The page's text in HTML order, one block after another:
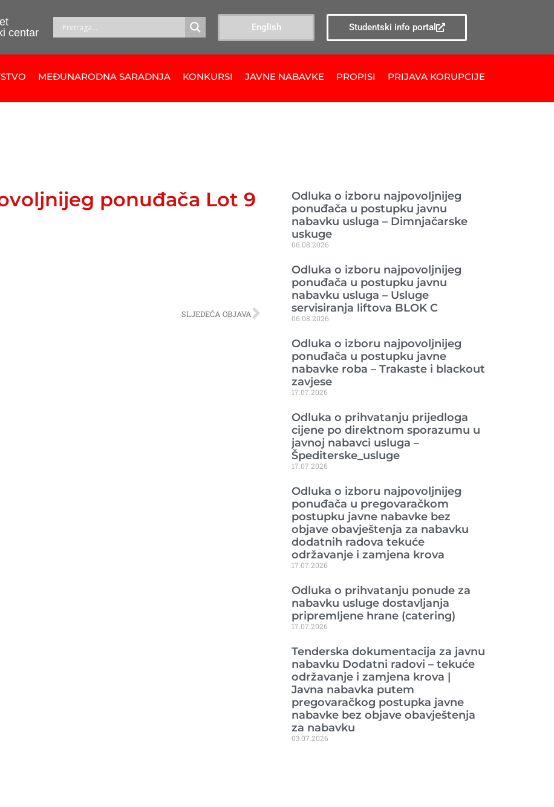
centar
English Studentski info portal
MEĐUNARODNA SARADNJA KONKURSI JAVNE NABAVKE PROPISI PRIJAVA KORUPCIJE
ponuđača Lot 9
SLJEDEĆA OBJAVA
Odluka o izboru najpovoljnijeg
ponuđača u postupku javnu
nabavku usluga – Dimnjačarske
uskuge
06.08.2026
Odluka o izboru najpovoljnijeg
ponuđača u postupku javnu
nabavku usluga – Usluge
servisiranja liftova BLOK C
06.08.2026
Odluka o izboru najpovoljnijeg
ponuđača u postupku javne
nabavke roba – Trakaste i blackout
zavjese
17.07.2026
Odluka o prihvatanju prijedloga
cijene po direktnom sporazumu u
javnoj nabavci usluga –
Špediterske_usluge
17.07.2026
Odluka o izboru najpovoljnijeg
ponuđača u pregovaračkom
postupku javne nabavke bez
objave obavještenja za nabavku
dodatnih radova tekuće
održavanje i zamjena krova
17.07.2026
Odluka o prihvatanju ponude za
nabavku usluge dostavljanja
pripremljene hrane (catering)
17.07.2026
Tenderska dokumentacija za javnu
nabavku Dodatni radovi – tekuće
održavanje i zamjena krova |
Javna nabavka putem
pregovaračkog postupka javne
nabavke bez objave obavještenja
za nabavku
03.07.2026